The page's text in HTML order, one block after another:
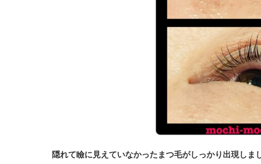
隠れて瞼に見えていなかったまつ毛がしっかり出現しまし